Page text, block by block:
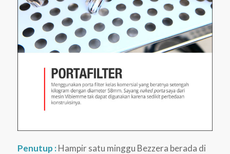
Penutup :Hampir satu minggu Bezzera berada di